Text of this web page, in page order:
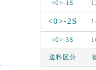
<0>-1S
<0>-2S
<0>-3S
送料区分